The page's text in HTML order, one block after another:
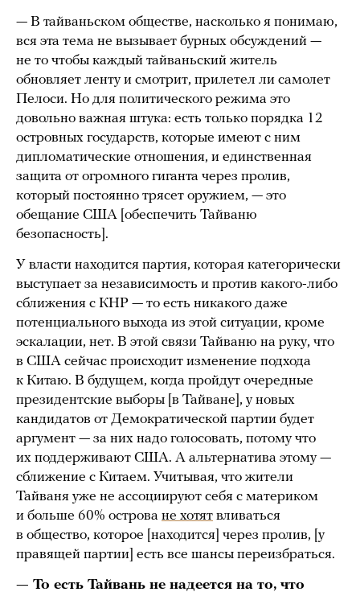
— В тайваньском обществе, насколько я понимаю,
вся эта тема не вызывает бурных обсуждений —
не то чтобы каждый тайваньский житель
обновляет ленту и смотрит, прилетел ли самолет
Пелоси. Но для политического режима это
довольно важная штука: есть только порядка 12
островных государств, которые имеют с ним
дипломатические отношения, и единственная
защита от огромного гиганта через пролив,
который постоянно трясет оружием, — это
обещание США [обеспечить Тайваню
безопасность].
У власти находится партия, которая категорически
выступает за независимость и против какого-либо
сближения с КНР — то есть никакого даже
потенциального выхода из этой ситуации, кроме
эскалации, нет. В этой связи Тайваню на руку, что
в США сейчас происходит изменение подхода
к Китаю. В будущем, когда пройдут очередные
президентские выборы [в Тайване], у новых
кандидатов от Демократической партии будет
аргумент — за них надо голосовать, потому что
их поддерживают США. А альтернатива этому —
сближение с Китаем. Учитывая, что жители
Тайваня уже не ассоциируют себя с материком
и больше 60% острова не хотят вливаться
в общество, которое [находится] через пролив, [у
правящей партии] есть все шансы переизбраться.
— То есть Тайвань не надеется на то, что